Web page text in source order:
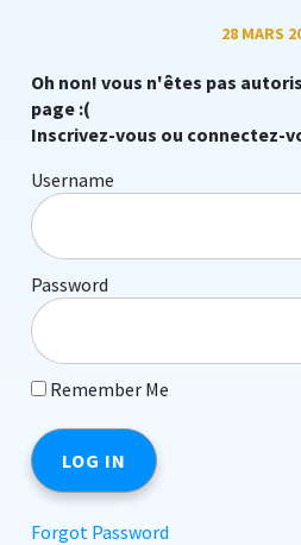
28 MARS
Oh non! vous n'êtes pas
page :(
Inscrivez-vous ou connectez-
Username
Password
Remember Me
Forgot Password